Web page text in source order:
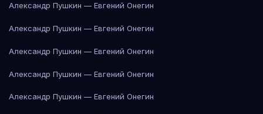
Александр Пушкин — Евгений Онегин
Александр Пушкин — Евгений Онегин
Александр Пушкин — Евгений Онегин
Александр Пушкин — Евгений Онегин
Александр Пушкин — Евгений Онегин